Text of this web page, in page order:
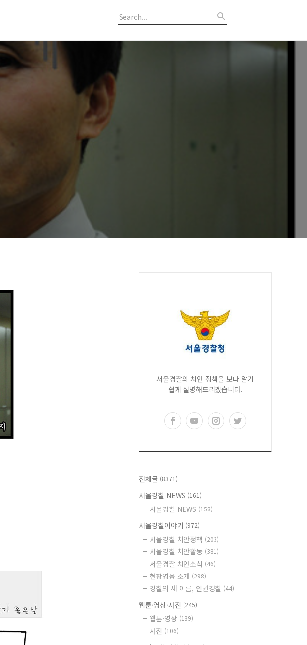
서울경찰의 치안 정책을 보다 알기
쉽게 설명해드리겠습니다.
전체글 (8371)
서울경찰 NEWS (161)
서울경찰 NEWS (158)
서울경찰이야기 (972)
서울경찰 치안정책 (203)
서울경찰 치안활동 (381)
서울경찰 치안소식 (46)
현장영웅 소개 (298)
경찰의 새 이름, 인권경찰 (44)
웹툰·영상·사진 (245)
웹툰·영상 (139)
사진 (106)